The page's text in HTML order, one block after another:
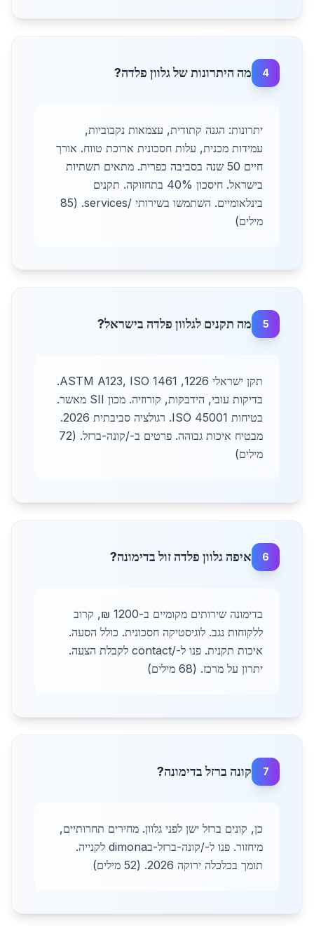
4 מה היתרונות של גלוון פלדה?
יתרונות: הגנה קתודית, עצמאות נקבוביות,
עמידות מכנית, עלות חסכונית ארוכת טווח. אורך
חיים 50 שנה בסביבה כפרית. מתאים תשתיות
בישראל. חיסכון 40% בתחזוקה. תקנים
בינלאומיים. השתמשו בשירותי /services. (85
מילים)
5 מה תקנים לגלוון פלדה בישראל?
תקן ישראלי 1226, ASTM A123, ISO 1461.
בדיקות עובי, הידבקות, קורוזיה. מכון SII מאשר.
בטיחות ISO 45001. רגולציה סביבתית 2026.
מבטיח איכות גבוהה. פרטים ב-/קונה-ברזל. (72
מילים)
6 איפה גלוון פלדה זול בדימונה?
בדימונה שירותים מקומיים ב-1200 ₪, קרוב
ללקוחות נגב. לוגיסטיקה חסכונית. כולל הסעה.
איכות תקנית. פנו ל-/contact לקבלת הצעה.
יתרון על מרכז. (68 מילים)
7 קונה ברזל בדימונה?
כן, קונים ברזל ישן לפני גלוון. מחירים תחרותיים,
מיחזור. פנו ל-/קונה-ברזל-בdimona לקנייה.
תומך בכלכלה ירוקה 2026. (52 מילים)